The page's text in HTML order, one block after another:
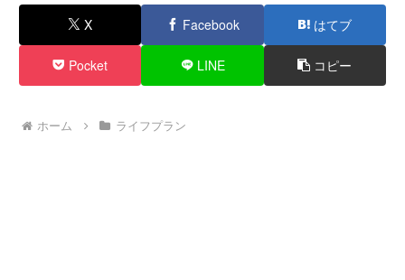
X Facebook はてブ
Pocket LINE コピー
ホーム ライフプラン